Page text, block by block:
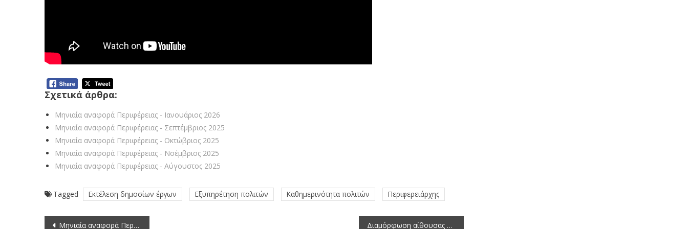
Σχετικά άρθρα:
Μηνιαία αναφορά Περιφέρειας - Ιανουάριος 2026
Μηνιαία αναφορά Περιφέρειας - Σεπτέμβριος 2025
Μηνιαία αναφορά Περιφέρειας - Οκτώβριος 2025
Μηνιαία αναφορά Περιφέρειας - Νοέμβριος 2025
Μηνιαία αναφορά Περιφέρειας - Αύγουστος 2025
Tagged Εκτέλεση δημοσίων έργων Εξυπηρέτηση πολιτών Καθημερινότητα πολιτών Περιφερειάρχης
Πλοήγηση
Μηνιαία αναφορά Περιφέρειας – Ιανουάριος 2026 Διαμόρφωση αίθουσας πολλαπλών χρήσεων στο ισόγειο του Διοικητηρίου Πτολεμαΐδας για τη στέγαση του τομέα ΕΚΑΒ Πτολεμαΐδας και του Κτηνιατρικού Γραφείου Εορδαίας